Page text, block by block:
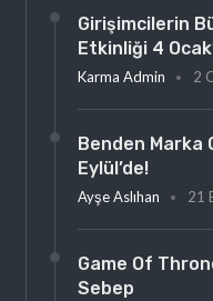
Girişimcilerin
Etkinliği 4
Karma Admin 2
Benden Marka
Eylül’de!
Ayşe Aslıhan 21
Game Of
Sebep